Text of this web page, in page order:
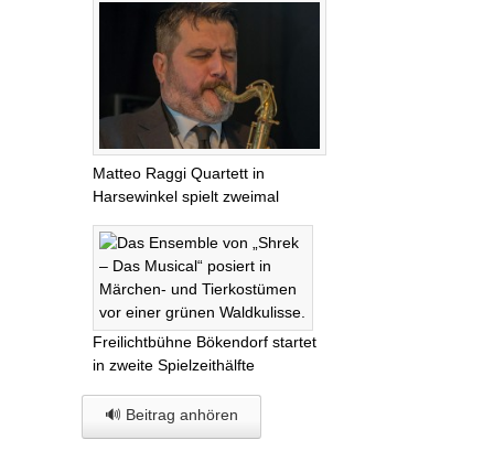
Matteo Raggi Quartett in
Harsewinkel spielt zweimal
Freilichtbühne Bökendorf startet
in zweite Spielzeithälfte
🔊 Beitrag anhören